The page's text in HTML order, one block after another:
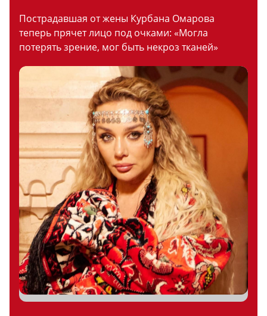
Пострадавшая от жены Курбана Омарова
теперь прячет лицо под очками: «Могла
потерять зрение, мог быть некроз тканей»